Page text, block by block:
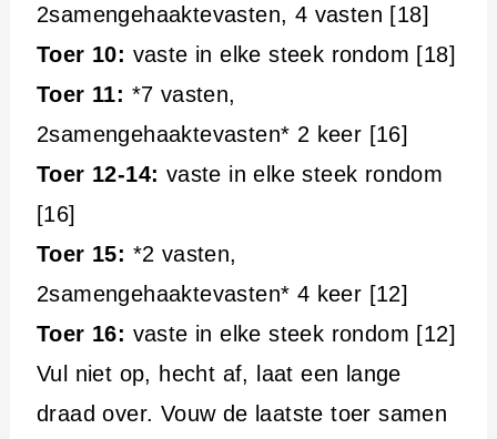
2samengehaaktevasten, 4 vasten [18]
Toer 10: vaste in elke steek rondom [18]
Toer 11: *7 vasten,
2samengehaaktevasten* 2 keer [16]
Toer 12-14: vaste in elke steek rondom
[16]
Toer 15: *2 vasten,
2samengehaaktevasten* 4 keer [12]
Toer 16: vaste in elke steek rondom [12]
Vul niet op, hecht af, laat een lange
draad over. Vouw de laatste toer samen